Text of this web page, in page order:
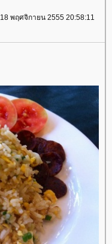
18 พฤศจิกายน 2555 20:58:11